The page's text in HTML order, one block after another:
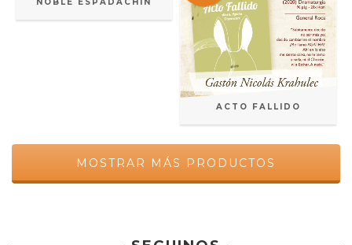
ACTO FALLIDO
MOSTRAR MÁS PRODUCTOS